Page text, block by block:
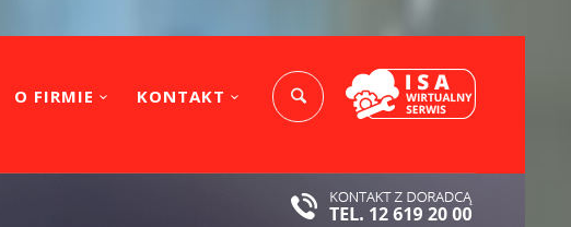
O FIRMIE KONTAKT